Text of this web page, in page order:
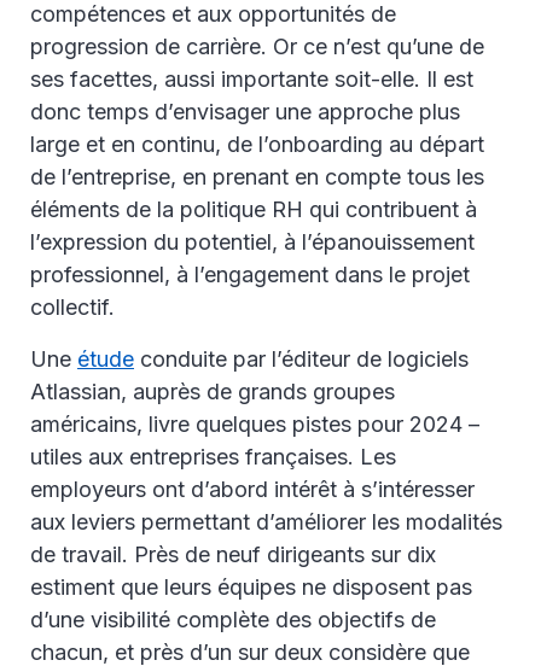
compétences et aux opportunités de
progression de carrière. Or ce n’est qu’une de
ses facettes, aussi importante soit-elle. Il est
donc temps d’envisager une approche plus
large et en continu, de l’onboarding au départ
de l’entreprise, en prenant en compte tous les
éléments de la politique RH qui contribuent à
l’expression du potentiel, à l’épanouissement
professionnel, à l’engagement dans le projet
collectif.
Une étude conduite par l’éditeur de logiciels
Atlassian, auprès de grands groupes
américains, livre quelques pistes pour 2024 –
utiles aux entreprises françaises. Les
employeurs ont d’abord intérêt à s’intéresser
aux leviers permettant d’améliorer les modalités
de travail. Près de neuf dirigeants sur dix
estiment que leurs équipes ne disposent pas
d’une visibilité complète des objectifs de
chacun, et près d’un sur deux considère que